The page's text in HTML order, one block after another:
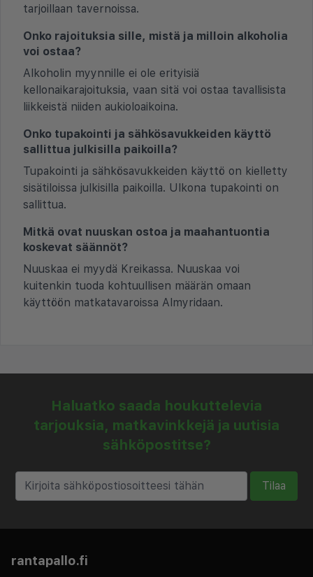
tarjoillaan tavernoissa.
Onko rajoituksia sille, mistä ja milloin alkoholia
voi ostaa?
Alkoholin myynnille ei ole erityisiä
kellonaikarajoituksia, vaan sitä voi ostaa tavallisista
liikkeistä niiden aukioloaikoina.
Onko tupakointi ja sähkösavukkeiden käyttö
sallittua julkisilla paikoilla?
Tupakointi ja sähkösavukkeiden käyttö on kielletty
sisätiloissa julkisilla paikoilla. Ulkona tupakointi on
sallittua.
Mitkä ovat nuuskan ostoa ja maahantuontia
koskevat säännöt?
Nuuskaa ei myydä Kreikassa. Nuuskaa voi
kuitenkin tuoda kohtuullisen määrän omaan
käyttöön matkatavaroissa Almyridaan.
Haluatko saada houkuttelevia
tarjouksia, matkavinkkejä ja uutisia
sähköpostitse?
Tilaa
rantapallo.fi